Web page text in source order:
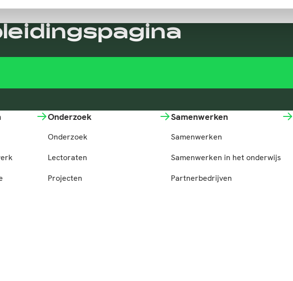
Onderzoek
Onderzoek
Lectoraten
Projecten
Samenwerken
Samenwerken
Samenwerken in het onderwijs
Partnerbedrijven